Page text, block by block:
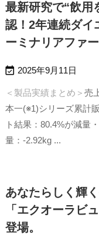
最新研究で“飲用
認！2年連続ダイ
ーミナリアファー
 2025年9月11日
＜製品実績まとめ＞ 売
本一(※1)シリーズ累計
ト結果：80.4%が減量
量：-2.92kg ...
あなたらしく輝
「エクオーラビ
登場。